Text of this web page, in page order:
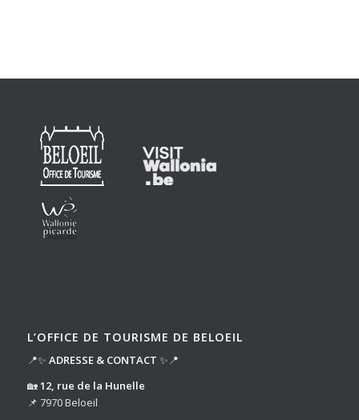
L’OFFICE DE TOURISME DE BELOEIL
📍✨ ADRESSE & CONTACT ✨📍
🏡12, rue de la Hunelle
📌 7970 Beloeil